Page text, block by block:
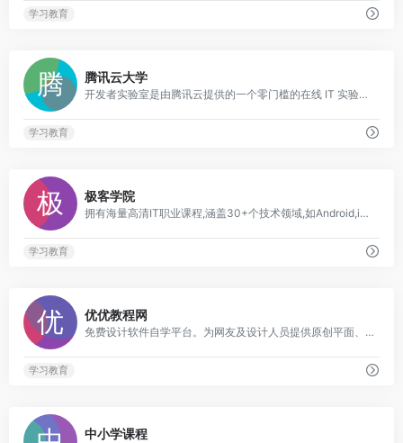
学习教育
腾讯云大学
开发者实验室是由腾讯云提供的一个零门槛的在线 IT 实验平台,实验室中提供了详细的任务教程和多样的实验环境供用户使用,旨在帮助用户快速提升使用云服务的能力
学习教育
极客学院
拥有海量高清IT职业课程,涵盖30+个技术领域,如Android,iOS ,Flash,Java,Python,HTML5,Swift,Cocos2dx等视频教程.根据IT在线学习特点,极客学院推出IT学习知识体系图,IT职业学习实战路径图,帮助IT学习者从零基础起步,结合IT实战案例演练,系统学习,助你快速成为IT优秀技术人才
学习教育
优优教程网
免费设计软件自学平台。为网友及设计人员提供原创平面、UI、网页、C4D、Sketch、动效等免费教程。提供软件下载安装教程
学习教育
中小学课程